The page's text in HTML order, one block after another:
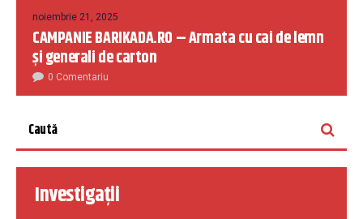
noiembrie 21, 2025
CAMPANIE BARIKADA.RO – Armata cu cai de lemn
și generali de carton
0 Comentariu
Investigații